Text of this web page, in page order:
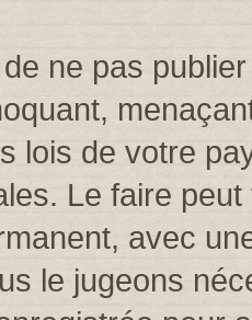
ne pas
lois de votre
Le faire
avec
le jugeons